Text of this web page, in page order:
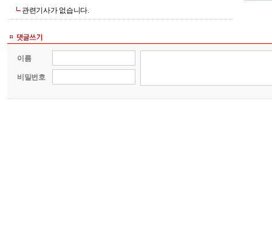
관련기사가 없습니다.
이름
비밀번호